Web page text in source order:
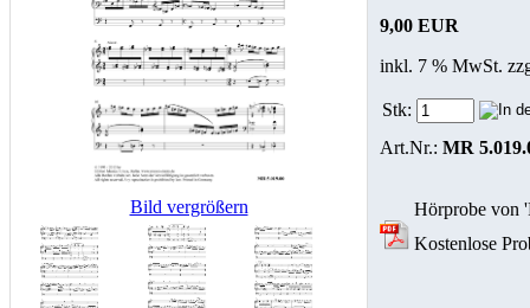
Bild vergrößern
9,00 EUR
inkl. 7 % MwSt.
Stk:
Art.Nr.: MR
Hörprobe von
Kostenlose